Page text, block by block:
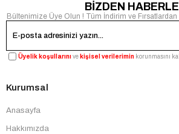
BİZDEN
Bültenimize Üye Olun ! Tüm İndirim ve
Üyelik koşullarınıve kişisel verilerimin korunmasını
Kurumsal
Anasayfa
Hakkımızda